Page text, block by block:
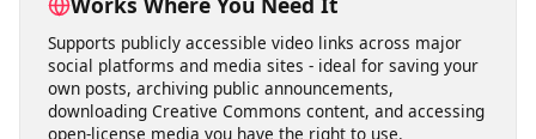
Why Choose
videodownloader.net?